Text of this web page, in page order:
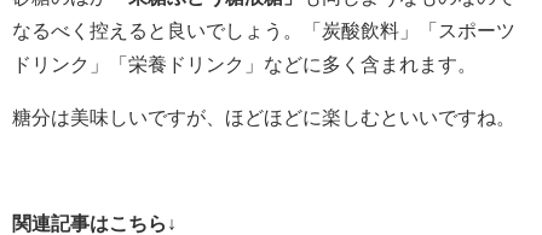
なるべく控えると良いでしょう。
「炭酸飲料」「スポーツ
ドリンク」「栄養ドリンク」 などに多く含まれます。
糖分は美味しいですが、ほどほどに楽しむといいですね。
関連記事はこちら↓